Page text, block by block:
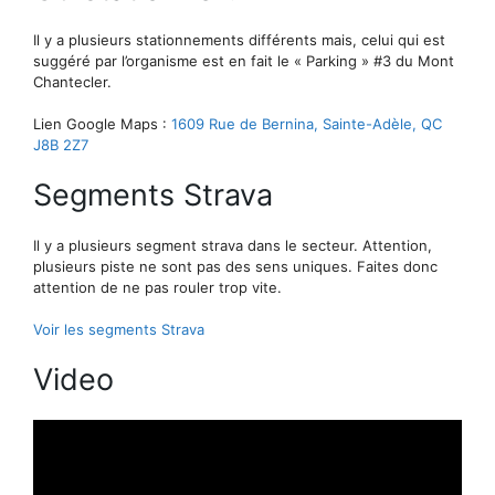
Il y a plusieurs stationnements différents mais, celui qui est
suggéré par l’organisme est en fait le « Parking » #3 du Mont
Chantecler.
Lien Google Maps : 1609 Rue de Bernina, Sainte-Adèle, QC
J8B 2Z7
Segments Strava
Il y a plusieurs segment strava dans le secteur. Attention,
plusieurs piste ne sont pas des sens uniques. Faites donc
attention de ne pas rouler trop vite.
Voir les segments Strava
Video